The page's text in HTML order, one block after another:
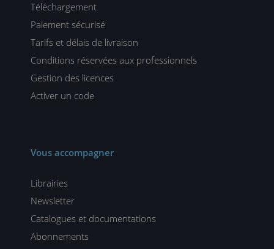
Téléchargement
Paiement sécurisé
Tarifs et délais de livraison
Conditions réservées aux professionnels
Gestion des licences
Activer un code
Vous accompagner
Librairies
Newsletter
Catalogues et documentations
Abonnements